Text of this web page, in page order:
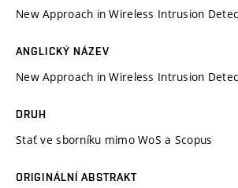
New Approach in Wireless Intrusion
ANGLICKÝ NÁZEV
New Approach in Wireless Intrusion
DRUH
Stať ve sborníku mimo WoS a Scopus
ORIGINÁLNÍ ABSTRAKT